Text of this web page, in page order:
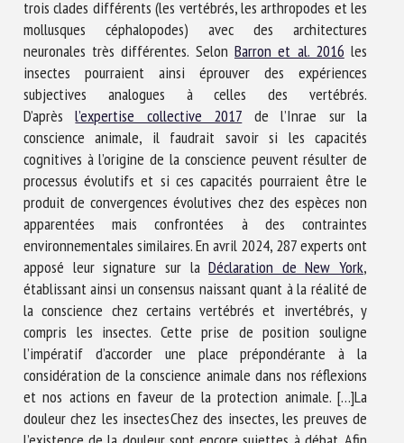
trois clades différents (les vertébrés, les arthropodes et les
mollusques céphalopodes) avec des architectures
neuronales très différentes. Selon Barron et al. 2016 les
insectes pourraient ainsi éprouver des expériences
subjectives analogues à celles des vertébrés.
D’aprèsl’expertise collective 2017 de l’Inrae sur la
conscience animale, il faudrait savoir si les capacités
cognitives à l’origine de la conscience peuvent résulter de
processus évolutifs et si ces capacités pourraient être le
produit de convergences évolutives chez des espèces non
apparentées mais confrontées à des contraintes
environnementales similaires. En avril 2024, 287 experts ont
apposé leur signature sur laDéclaration de New York,
établissant ainsi un consensus naissant quant à la réalité de
la conscience chez certains vertébrés et invertébrés, y
compris les insectes. Cette prise de position souligne
l’impératif d’accorder une place prépondérante à la
considération de la conscience animale dans nos réflexions
et nos actions en faveur de la protection animale. […]La
douleur chez les insectesChez des insectes, les preuves de